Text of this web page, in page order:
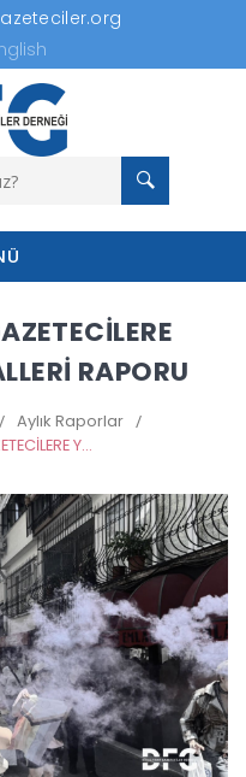
RAPORU
/ Aylık Raporlar /
HAZİRAN 2026 GAZETECİLERE YÖNELİK HAK İHLALLERİ RAPORU